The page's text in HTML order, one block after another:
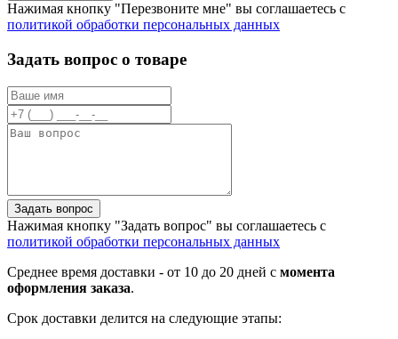
Нажимая кнопку "Перезвоните мне" вы соглашаетесь с
политикой обработки персональных данных
Задать вопрос о товаре
Задать вопрос
Нажимая кнопку "Задать вопрос" вы соглашаетесь с
политикой обработки персональных данных
Среднее время доставки - от 10 до 20 дней с момента
оформления заказа.
Срок доставки делится на следующие этапы: